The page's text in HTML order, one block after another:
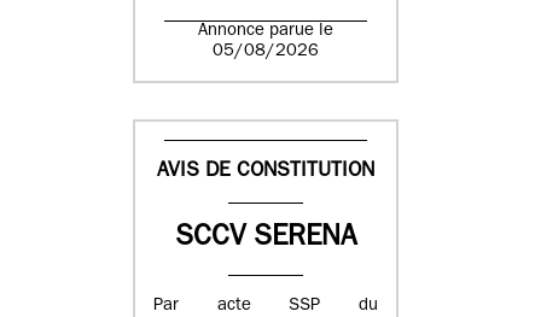
Annonce parue le
05/08/2026
AVIS DE CONSTITUTION
SCCV SERENA
Par acte SSP du